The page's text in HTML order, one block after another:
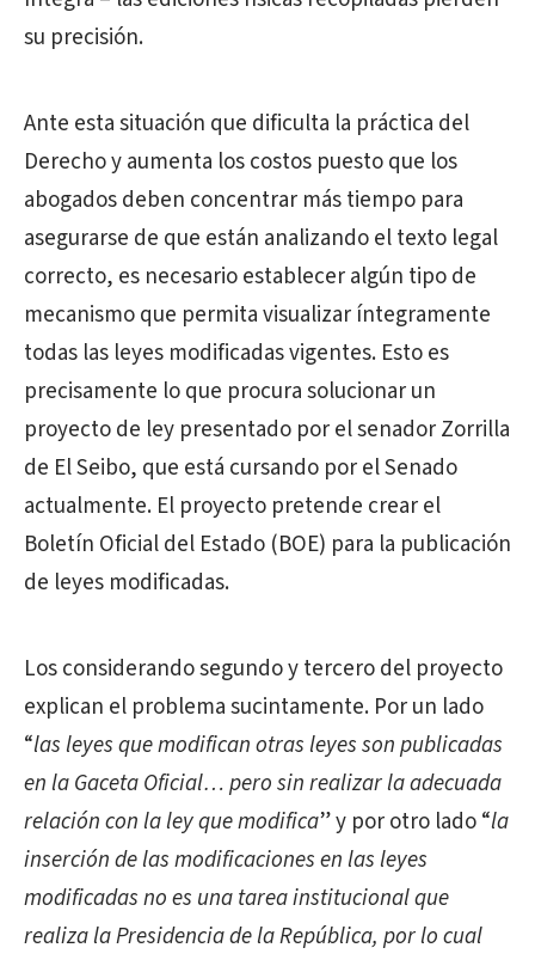
su precisión.
Ante esta situación que dificulta la práctica del
Derecho y aumenta los costos puesto que los
abogados deben concentrar más tiempo para
asegurarse de que están analizando el texto legal
correcto, es necesario establecer algún tipo de
mecanismo que permita visualizar íntegramente
todas las leyes modificadas vigentes. Esto es
precisamente lo que procura solucionar un
proyecto de ley presentado por el senador Zorrilla
de El Seibo, que está cursando por el Senado
actualmente. El proyecto pretende crear el
Boletín Oficial del Estado (BOE) para la publicación
de leyes modificadas.
Los considerando segundo y tercero del proyecto
explican el problema sucintamente. Por un lado
“las leyes que modifican otras leyes son publicadas
en la Gaceta Oficial… pero sin realizar la adecuada
relación con la ley que modifica” y por otro lado “la
inserción de las modificaciones en las leyes
modificadas no es una tarea institucional que
realiza la Presidencia de la República, por lo cual